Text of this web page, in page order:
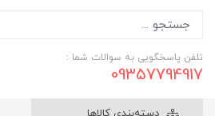
تلفن پاسخگویی به سوالات شما :
09357794917